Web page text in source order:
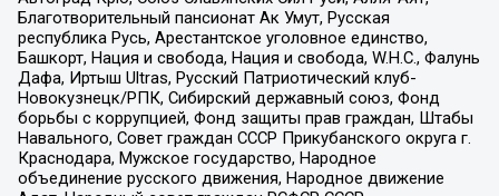
Благотворительный пансионат Ак Умут, Русская
республика Русь, Арестантское уголовное единство,
Башкорт, Нация и свобода, Нация и свобода, W.H.С., Фалунь
Дафа, Иртыш Ultras, Русский Патриотический клуб-
Новокузнецк/РПК, Сибирский державный союз, Фонд
борьбы с коррупцией, Фонд защиты прав граждан, Штабы
Навального, Совет граждан СССР Прикубанского округа г.
Краснодара, Мужское государство, Народное
объединение русского движения, Народное движение